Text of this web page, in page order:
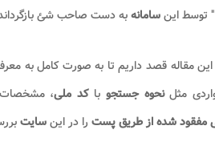
" توسط اینسامانهبه دست صاحب شئ
مقاله قصد داریم تا به صورت کامل به
مثلنحوه جستجو با کد ملی، مشخصات
مفقود شده از طریق پست را در اینسایت